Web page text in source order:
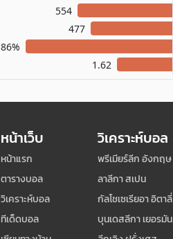
554
477
86%
1.62
หน้าเว็บ
หน้าแรก
ตารางบอล
วิเคราะห์บอล
ทีเด็ดบอล
วิเคราะห์บอล
พรีเมียร์ลีก อังกฤษ
ลาลีกา สเปน
กัลโชเซเรียอา อิตาลี่
บุนเดสลีกา เยอรมัน